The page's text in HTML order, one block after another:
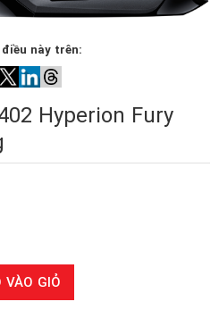
điều này trên:
Hyperion Fury
VÀO GIỎ